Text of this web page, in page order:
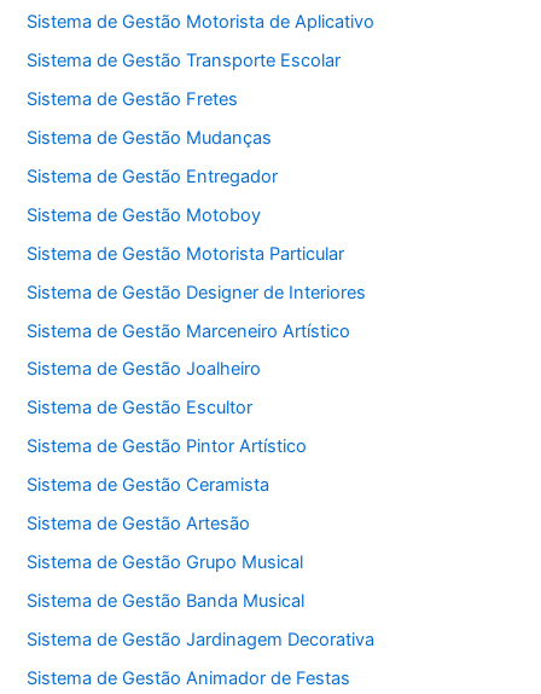
Sistema de Gestão Motorista de Aplicativo
Sistema de Gestão Transporte Escolar
Sistema de Gestão Fretes
Sistema de Gestão Mudanças
Sistema de Gestão Entregador
Sistema de Gestão Motoboy
Sistema de Gestão Motorista Particular
Sistema de Gestão Designer de Interiores
Sistema de Gestão Marceneiro Artístico
Sistema de Gestão Joalheiro
Sistema de Gestão Escultor
Sistema de Gestão Pintor Artístico
Sistema de Gestão Ceramista
Sistema de Gestão Artesão
Sistema de Gestão Grupo Musical
Sistema de Gestão Banda Musical
Sistema de Gestão Jardinagem Decorativa
Sistema de Gestão Animador de Festas